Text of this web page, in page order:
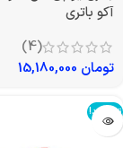
آکو باتری
(4)
تومان
تمام شد!